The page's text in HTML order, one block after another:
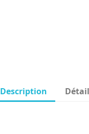
Description